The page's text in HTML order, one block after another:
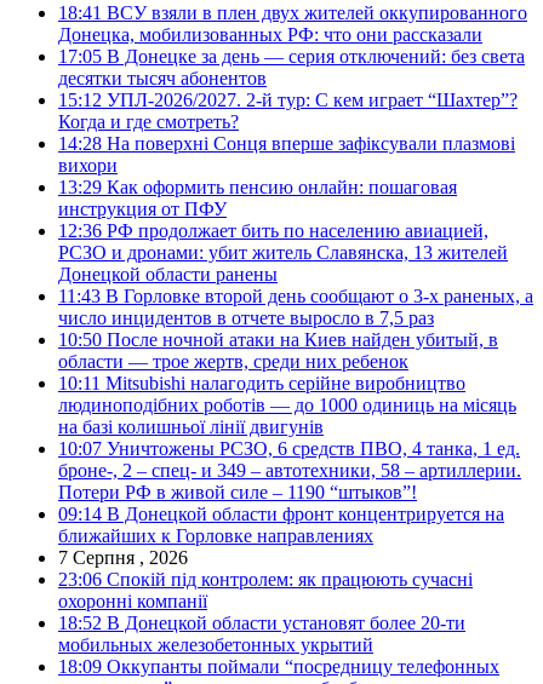
18:41 ВСУ взяли в плен двух жителей оккупированного
Донецка, мобилизованных РФ: что они рассказали
17:05 В Донецке за день — серия отключений: без света
десятки тысяч абонентов
15:12 УПЛ-2026/2027. 2-й тур: С кем играет “Шахтер”?
Когда и где смотреть?
14:28 На поверхні Сонця вперше зафіксували плазмові
вихори
13:29 Как оформить пенсию онлайн: пошаговая
инструкция от ПФУ
12:36 РФ продолжает бить по населению авиацией,
РСЗО и дронами: убит житель Славянска, 13 жителей
Донецкой области ранены
11:43 В Горловке второй день сообщают о 3-х раненых, а
число инцидентов в отчете выросло в 7,5 раз
10:50 После ночной атаки на Киев найден убитый, в
области — трое жертв, среди них ребенок
10:11 Mitsubishi налагодить серійне виробництво
людиноподібних роботів — до 1000 одиниць на місяць
на базі колишньої лінії двигунів
10:07 Уничтожены РСЗО, 6 средств ПВО, 4 танка, 1 ед.
броне-, 2 – спец- и 349 – автотехники, 58 – артиллерии.
Потери РФ в живой силе – 1190 “штыков”!
09:14 В Донецкой области фронт концентрируется на
ближайших к Горловке направлениях
7 Серпня , 2026
23:06 Спокій під контролем: як працюють сучасні
охоронні компанії
18:52 В Донецкой области установят более 20-ти
мобильных железобетонных укрытий
18:09 Оккупанты поймали “посредницу телефонных